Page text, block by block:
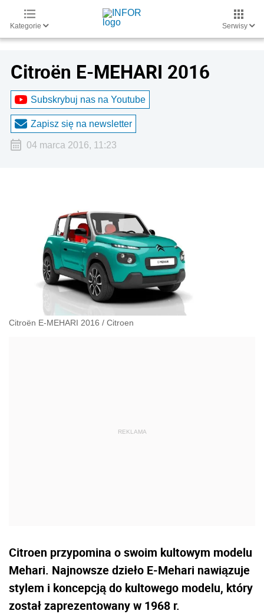
Kategorie Serwisy
Citroën E-MEHARI 2016
Subskrybuj nas na Youtube
Zapisz się na newsletter
04 marca 2016, 11:23
Citroën E-MEHARI 2016 / Citroen
Citroen przypomina o swoim kultowym modelu
Mehari. Najnowsze dzieło E-Mehari nawiązuje
stylem i koncepcją do kultowego modelu, który
został zaprezentowany w 1968 r.